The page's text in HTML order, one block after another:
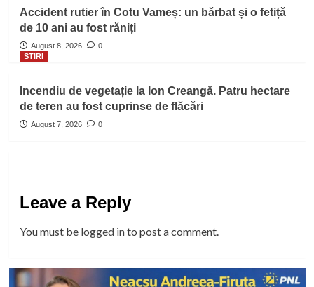
Accident rutier în Cotu Vameș: un bărbat și o fetiță
de 10 ani au fost răniți
August 8, 2026
0
STIRI
Incendiu de vegetație la Ion Creangă. Patru hectare
de teren au fost cuprinse de flăcări
August 7, 2026 0
Leave a Reply
You must be logged into post a comment.